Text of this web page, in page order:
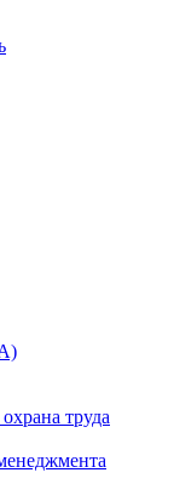
труда